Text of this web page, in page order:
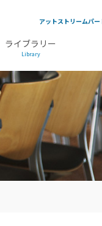
ライブラリー
Library
アットストリームパ